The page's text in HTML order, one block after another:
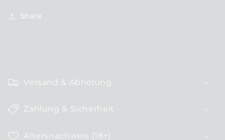
Share
n
k
l
a
Versand & Abholung
Zahlung & Sicherheit
Altersnachweis (18+)